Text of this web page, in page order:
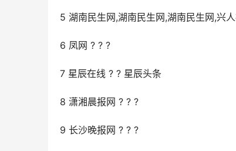
5 湖南民生网,湖南民生网,湖南民生网,兴
6 凤网 ? ? ?
7 星辰在线 ? ? 星辰头条
8 潇湘晨报网 ? ? ?
9 长沙晚报网 ? ? ?